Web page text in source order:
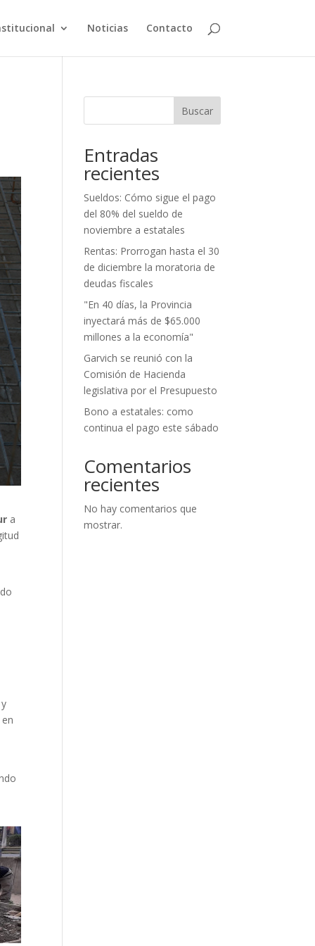
Noticias Contacto
a
Buscar
Entradas
recientes
Sueldos: Cómo sigue el pago
del 80% del sueldo de
noviembre a estatales
Rentas: Prorrogan hasta el 30
de diciembre la moratoria de
deudas fiscales
"En 40 días, la Provincia
inyectará más de $65.000
millones a la economía"
Garvich se reunió con la
Comisión de Hacienda
legislativa por el Presupuesto
Bono a estatales: como
continua el pago este sábado
Comentarios
recientes
No hay comentarios que
mostrar.